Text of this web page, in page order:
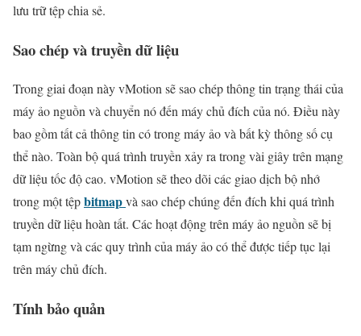
lưu trữ tệp chia sẻ.
Sao chép và truyền dữ liệu
Trong giai đoạn này vMotion sẽ sao chép thông tin trạng thái của
máy ảo nguồn và chuyển nó đến máy chủ đích của nó. Điều này
bao gồm tất cả thông tin có trong máy ảo và bất kỳ thông số cụ
thể nào. Toàn bộ quá trình truyền xảy ra trong vài giây trên mạng
dữ liệu tốc độ cao. vMotion sẽ theo dõi các giao dịch bộ nhớ
trong một tệpbitmapvà sao chép chúng đến đích khi quá trình
truyền dữ liệu hoàn tất. Các hoạt động trên máy ảo nguồn sẽ bị
tạm ngừng và các quy trình của máy ảo có thể được tiếp tục lại
trên máy chủ đích.
Tính bảo quản